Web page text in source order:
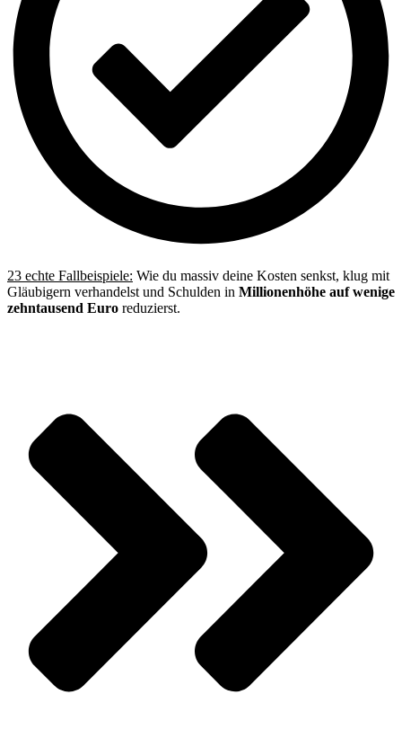
23 echte Fallbeispiele: Wie du massiv deine Kosten senkst, klug mit
Gläubigern verhandelst und Schulden in Millionenhöhe auf wenige
zehntausend Euro reduzierst.